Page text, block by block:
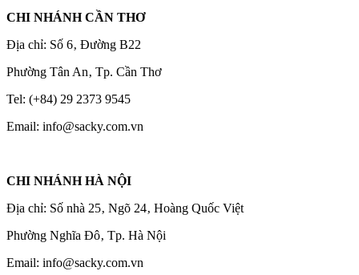
CHI NHÁNH CẦN THƠ
Địa chỉ: Số 6‚ Đường B22
Phường Tân An‚ Tp. Cần Thơ
Tel: (+84) 29 2373 9545
Email: info@sacky.com.vn
CHI NHÁNH HÀ NỘI
Địa chỉ: Số nhà 25‚ Ngõ 24‚ Hoàng Quốc Việt
Phường Nghĩa Đô‚ Tp. Hà Nội
Email: info@sacky.com.vn